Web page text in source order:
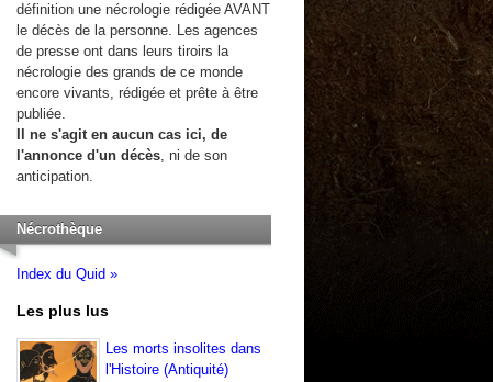
définition une nécrologie rédigée AVANT
le décès de la personne. Les agences
de presse ont dans leurs tiroirs la
nécrologie des grands de ce monde
encore vivants, rédigée et prête à être
publiée.
Il ne s'agit en aucun cas ici, de
l'annonce d'un décès, ni de son
anticipation.
Nécrothèque
Index du Quid »
Les plus lus
Les morts insolites dans
l'Histoire (Antiquité)